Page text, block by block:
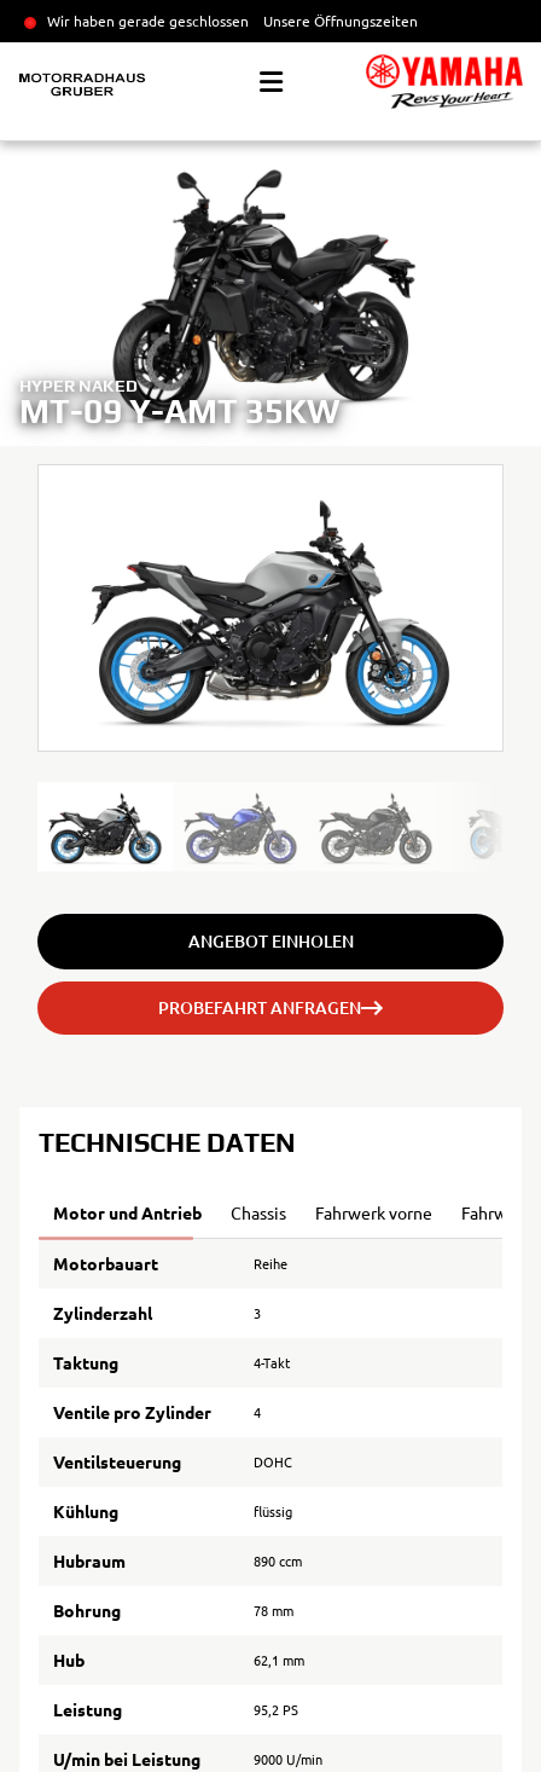
Wir haben gerade geschlossen Unsere Öffnungszeiten
HYPER NAKED
MT-09 Y-AMT 35KW
ANGEBOT EINHOLEN
PROBEFAHRT ANFRAGEN
TECHNISCHE DATEN
Motor und Antrieb Chassis Fahrwerk vorne Fahrwerk
Motorbauart Reihe
Zylinderzahl 3
Taktung 4-Takt
Ventile pro Zylinder 4
Ventilsteuerung DOHC
Kühlung flüssig
Hubraum 890 ccm
Bohrung 78 mm
Hub 62,1 mm
Leistung 95,2 PS
U/min bei Leistung 9000 U/min